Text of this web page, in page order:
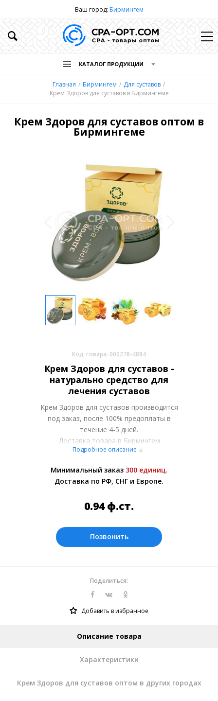
Ваш город: Бирмингем
КАТАЛОГ ПРОДУКЦИИ
Главная Бирмингем
Для суставов
Крем Здоров для суставов в Бирмингеме
Крем Здоров для суставов оптом в
Бирмингеме
Код товара: 000278-4884
Крем Здоров для суставов -
натурально средство для
лечения суставов
Крем Здоров для суставов производится
под заказ, после 100% предоплаты в
течение 4-5 дней.
Доставка товара в Бирмингем
осуществляется курьерскими службами
Более подробно при обсуждении заказа с
менеджером.
сайте представлены по курсу ЦБ РФ на
0.118691 ф.ст.
Подробное описание
Минимальный заказ 300 единиц.
Доставка по РФ, СНГ и Европе.
0.94ф.ст.
Позвонить
Поделиться:
Добавить в избранное
Описание товара
Характеристики
Крем Здоров для суставов оптом в других городах